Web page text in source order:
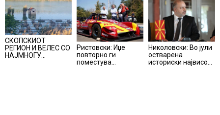
СКОПСКИОТ
РЕГИОН И ВЕЛЕС СО
НАЈМНОГУ
Ристовски: Иџе
повторно ги
поместува
Николовски: Во јули
остварена
историски највисока